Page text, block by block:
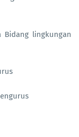
Bidang lingkungan